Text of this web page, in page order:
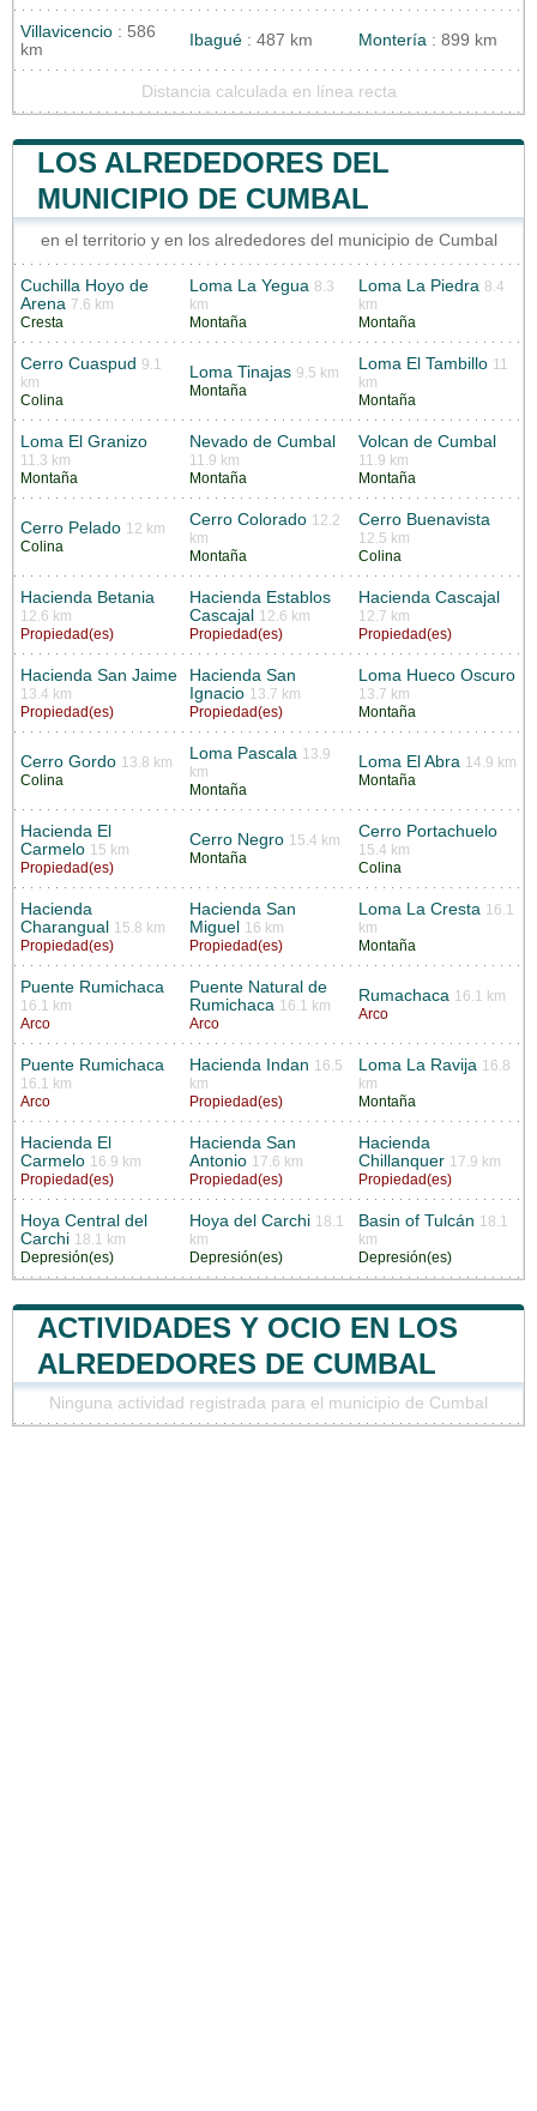
Villavicencio : 586
km
Ibagué : 487 km Montería : 899 km
Distancia calculada en línea recta
LOS ALREDEDORES DEL
MUNICIPIO DE CUMBAL
en el territorio y en los alrededores del municipio de Cumbal
Cuchilla Hoyo de
Arena 7.6 km
Cresta
Loma La Yegua 8.3
km
Montaña
Loma La Piedra 8.4
km
Montaña
Cerro Cuaspud 9.1
km
Colina
Loma Tinajas 9.5 km
Montaña
Loma El Tambillo 11
km
Montaña
Loma El Granizo
11.3 km
Montaña
Nevado de Cumbal
11.9 km
Montaña
Volcan de Cumbal
11.9 km
Montaña
Cerro Pelado 12 km
Colina
Cerro Colorado 12.2
km
Montaña
Cerro Buenavista
12.5 km
Colina
Hacienda Betania
12.6 km
Propiedad(es)
Hacienda Establos
Cascajal 12.6 km
Propiedad(es)
Hacienda Cascajal
12.7 km
Propiedad(es)
Hacienda San Jaime
13.4 km
Propiedad(es)
Hacienda San
Ignacio 13.7 km
Propiedad(es)
Loma Hueco Oscuro
13.7 km
Montaña
Cerro Gordo 13.8 km
Colina
Loma Pascala 13.9
km
Montaña
Loma El Abra 14.9 km
Montaña
Hacienda El
Carmelo 15 km
Propiedad(es)
Cerro Negro 15.4 km
Montaña
Cerro Portachuelo
15.4 km
Colina
Hacienda
Charangual 15.8 km
Propiedad(es)
Hacienda San
Miguel 16 km
Propiedad(es)
Loma La Cresta 16.1
km
Montaña
Puente Rumichaca
16.1 km
Arco
Puente Natural de
Rumichaca 16.1 km
Arco
Rumachaca 16.1 km
Arco
Puente Rumichaca
16.1 km
Arco
Hacienda Indan 16.5
km
Propiedad(es)
Loma La Ravija 16.8
km
Montaña
Hacienda El
Carmelo 16.9 km
Propiedad(es)
Hacienda San
Antonio 17.6 km
Propiedad(es)
Hacienda
Chillanquer 17.9 km
Propiedad(es)
Hoya Central del
Carchi 18.1 km
Depresión(es)
Hoya del Carchi 18.1
km
Depresión(es)
Basin of Tulcán 18.1
km
Depresión(es)
ACTIVIDADES Y OCIO EN LOS
ALREDEDORES DE CUMBAL
Ninguna actividad registrada para el municipio de Cumbal